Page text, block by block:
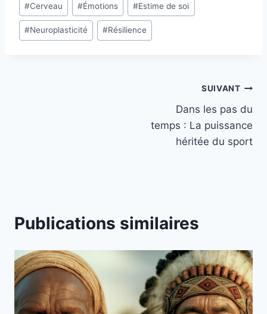
#Cerveau #Émotions #Estime de soi
#Neuroplasticité #Résilience
SUIVANT
Dans les pas du
temps : La puissance
héritée du sport
Publications similaires